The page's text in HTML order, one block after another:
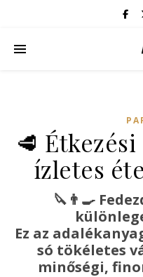
🥩
ízletes
🔪👨‍🍳
Ez az
só tökéletes
minőségi,